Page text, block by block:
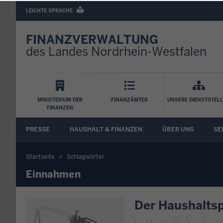
Sprachen
LEICHTE SPRACHE
FINANZVERWALTUNG
des Landes Nordrhein-Westfalen
Hauptnavigation
MINISTERIUM DER
FINANZEN
FINANZÄMTER UNSERE
PRESSE HAUSHALT & FINANZEN ÜBER UNS
Sie
befinden
Startseite Schlagwörter
Einnahmen
Der